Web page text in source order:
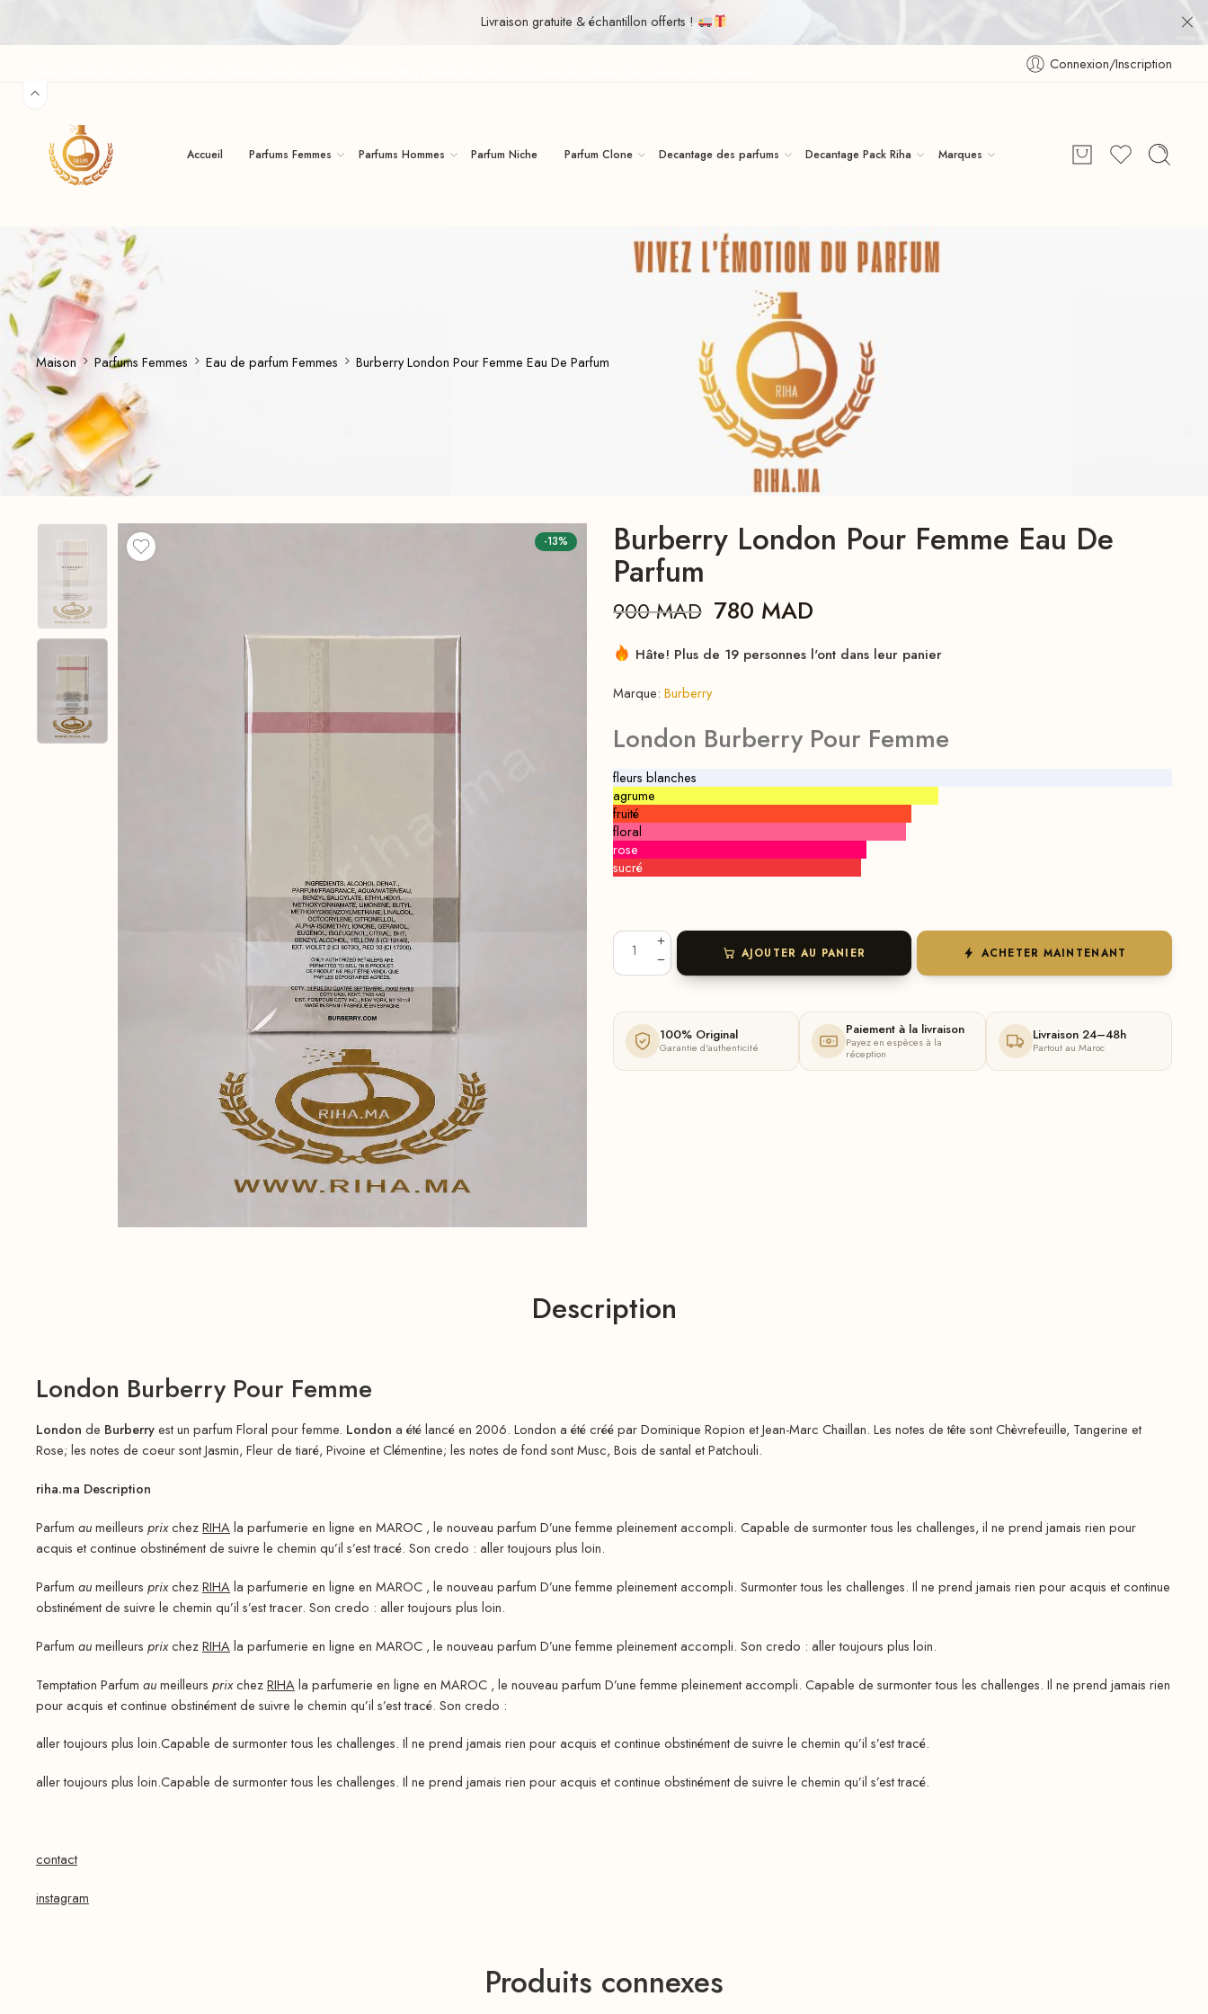
Livraison gratuite & échantillon offerts !
Connexion/Inscription
Accueil Parfums Femmes Parfums Hommes Parfum Niche Parfum Clone Decantage des parfums Decantage Pack Riha Marques
Maison Parfums Femmes Eau de parfum Femmes Burberry London Pour Femme Eau De Parfum
-13% Burberry London Pour Femme Eau De
Parfum
900MAD 780 MAD
Hâte! Plus de 19 personnes l'ont dans leur panier
Marque: Burberry
London Burberry Pour Femme
fleurs blanches
agrume
fruité
floral
rose
sucré
AJOUTER AU PANIER ACHETER MAINTENANT
100% Original
Garantie d'authenticité
Paiement à la livraison
Payez en espèces à la
réception
Livraison 24–48h
Partout au Maroc
Description
London Burberry Pour Femme
London de Burberryest un parfum Floral pour femme. London a été lancé en 2006. London a été créé par Dominique Ropion et Jean-Marc Chaillan. Les notes de tête sont Chèvrefeuille, Tangerine et
Rose; les notes de coeur sont Jasmin, Fleur de tiaré, Pivoine et Clémentine; les notes de fond sont Musc, Bois de santal et Patchouli.
riha.ma Description
Parfum aumeilleurs prixchezRIHAla parfumerie en ligne en MAROC , le nouveau parfum D’une femme pleinement accompli. Capable de surmonter tous les challenges, il ne prend jamais rien pour
acquis et continue obstinément de suivre le chemin qu’il s’est tracé. Son credo : aller toujours plus loin.
Parfum aumeilleurs prixchezRIHAla parfumerie en ligne en MAROC , le nouveau parfum D’une femme pleinement accompli. Surmonter tous les challenges. Il ne prend jamais rien pour acquis et continue
obstinément de suivre le chemin qu’il s’est tracer. Son credo : aller toujours plus loin.
Parfum aumeilleurs prixchezRIHAla parfumerie en ligne en MAROC , le nouveau parfum D’une femme pleinement accompli. Son credo : aller toujours plus loin.
Temptation Parfum aumeilleurs prixchezRIHAla parfumerie en ligne en MAROC , le nouveau parfum D’une femme pleinement accompli. Capable de surmonter tous les challenges. Il ne prend jamais rien
pour acquis et continue obstinément de suivre le chemin qu’il s’est tracé. Son credo :
aller toujours plus loin.Capable de surmonter tous les challenges. Il ne prend jamais rien pour acquis et continue obstinément de suivre le chemin qu’il s’est tracé.
aller toujours plus loin.Capable de surmonter tous les challenges. Il ne prend jamais rien pour acquis et continue obstinément de suivre le chemin qu’il s’est tracé.
contact
instagram
Produits connexes